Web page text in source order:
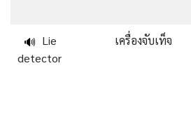
🔊 Lie
detector
เครื่องจับเท็จ